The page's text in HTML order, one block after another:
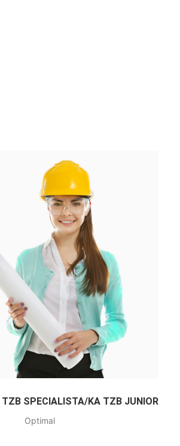
SPECIALISTA/KA TZB JUNIOR
Optimal